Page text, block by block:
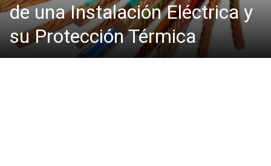
de una Instalación Eléctrica y
su Protección Térmica